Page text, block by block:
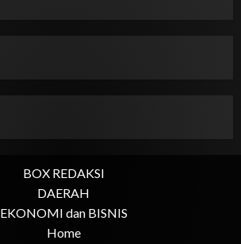
BOX REDAKSI
DAERAH
EKONOMI dan BISNIS
Home